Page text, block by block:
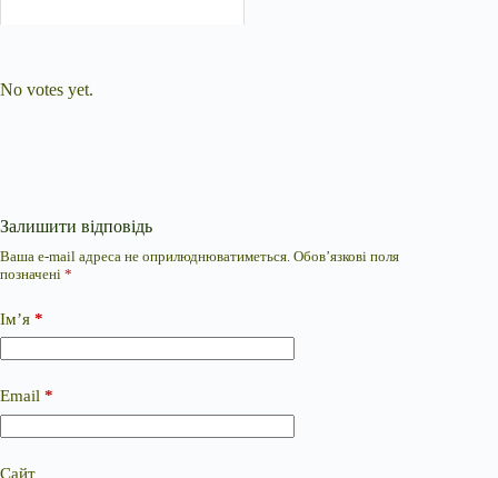
No votes yet.
Залишити відповідь
Ваша e-mail адреса не оприлюднюватиметься. Обов’язкові поля
позначені *
Ім’я *
Email *
Сайт